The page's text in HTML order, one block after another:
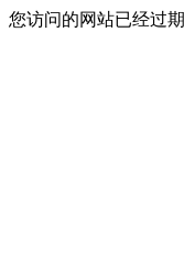
您访问的网站已经过